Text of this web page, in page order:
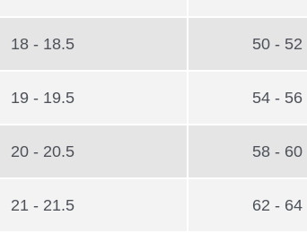
18 - 18.5 50 - 52
19 - 19.5 54 - 56
20 - 20.5 58 - 60
21 - 21.5 62 - 64